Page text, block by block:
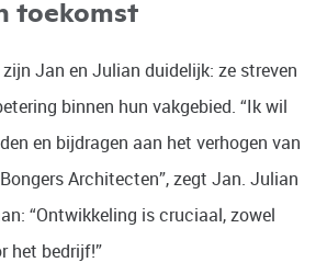
toekomst
Jan en Julian duidelijk: ze streven
binnen hun vakgebied. “Ik wil
en bijdragen aan het verhogen van
Architecten”, zegt Jan. Julian
“Ontwikkeling is cruciaal, zowel
het bedrijf!”